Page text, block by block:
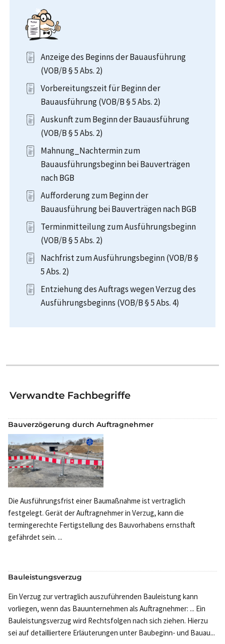
Anzeige des Beginns der Bauausführung
(VOB/B § 5 Abs. 2)
Vorbereitungszeit für Beginn der
Bauausführung (VOB/B § 5 Abs. 2)
Auskunft zum Beginn der Bauausführung
(VOB/B § 5 Abs. 2)
Mahnung_Nachtermin zum
Bauausführungsbeginn bei Bauverträgen
nach BGB
Aufforderung zum Beginn der
Bauausführung bei Bauverträgen nach BGB
Terminmitteilung zum Ausführungsbeginn
(VOB/B § 5 Abs. 2)
Nachfrist zum Ausführungsbeginn (VOB/B §
5 Abs. 2)
Entziehung des Auftrags wegen Verzug des
Ausführungsbeginns (VOB/B § 5 Abs. 4)
Verwandte Fachbegriffe
Bauverzögerung durch Auftragnehmer
Die Ausführungsfrist einer Baumaßnahme ist vertraglich
festgelegt. Gerät der Auftragnehmer in Verzug, kann die
termingerechte Fertigstellung des Bauvorhabens ernsthaft
gefährdet sein. ...
Bauleistungsverzug
Ein Verzug zur vertraglich auszuführenden Bauleistung kann
vorliegen, wenn das Bauunternehmen als Auftragnehmer: ... Ein
Bauleistungsverzug wird Rechtsfolgen nach sich ziehen. Hierzu
sei auf detailliertere Erläuterungen unter Baubeginn- und Bauau...